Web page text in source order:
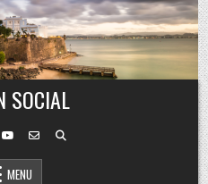
SOCIAL
MENU